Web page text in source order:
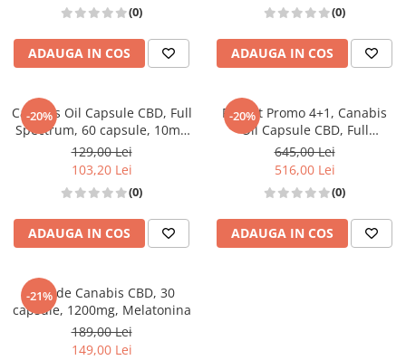
(0)
ADAUGA IN COS
(0)
ADAUGA IN COS
-20%
Canabis Oil Capsule CBD, Full
Spectrum, 60 capsule, 10mg
(600mg)
129,00 Lei
103,20 Lei
(0)
ADAUGA IN COS
-20%
Pachet Promo 4+1, Canabis
Oil Capsule CBD, Full
Spectrum, 60 capsule, 10mg
(600mg)
645,00 Lei
516,00 Lei
(0)
ADAUGA IN COS
-21%
Ulei de Canabis CBD, 30
capsule, 1200mg, Melatonina
189,00 Lei
149,00 Lei